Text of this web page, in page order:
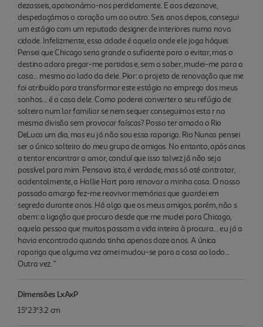
dezasseis, apaixonámo-nos perdidamente. E aos dezanove,
despedaçámos o coração um ao outro. Seis anos depois, consegui
um estágio com um reputado designer de interiores numa nova
cidade. Infelizmente, essa cidade é aquela onde ele joga hóquei.
Pensei que Chicago seria grande o suficiente para o evitar, mas o
destino adora pregar-me partidas e, sem o saber, mudei-me para a
casa... mesmo ao lado da dele. Pior: o projeto de renovação que me
foi atribuído para transformar este estágio no emprego dos meus
sonhos... é a casa dele. Como poderei converter o seu refúgio de
solteiro num lar familiar se nem sequer conseguimos esta r na
mesma divisão sem provocar faíscas? Posso ter amado o Rio
DeLuca um dia, mas eu já não sou essa rapariga. Rio Nunca pensei
ser o único solteiro do meu grupo de amigos. No entanto, após anos
a tentar encontrar o amor, concluí que isso talvez já não seja
possível para mim. Pensava isto, é verdade, mas só até contratar,
acidentalmente, a Hallie Hart para renovar a minha casa. O nosso
passado amargo fez-me reavivar memórias que guardei em
segredo durante anos. Há algo que os meus amigos, porém, não s
abem: a ligação que procuro desde que me mudei para Chicago,
aquela pessoa que muitos passam a vida inteira à procura... eu já a
havia encontrado quando tinha apenas doze anos. A única
rapariga que alguma vez amei mudou-se para a casa ao lado...
Outra vez. "
Dimensões LxAxP
15*23*3.2 cm